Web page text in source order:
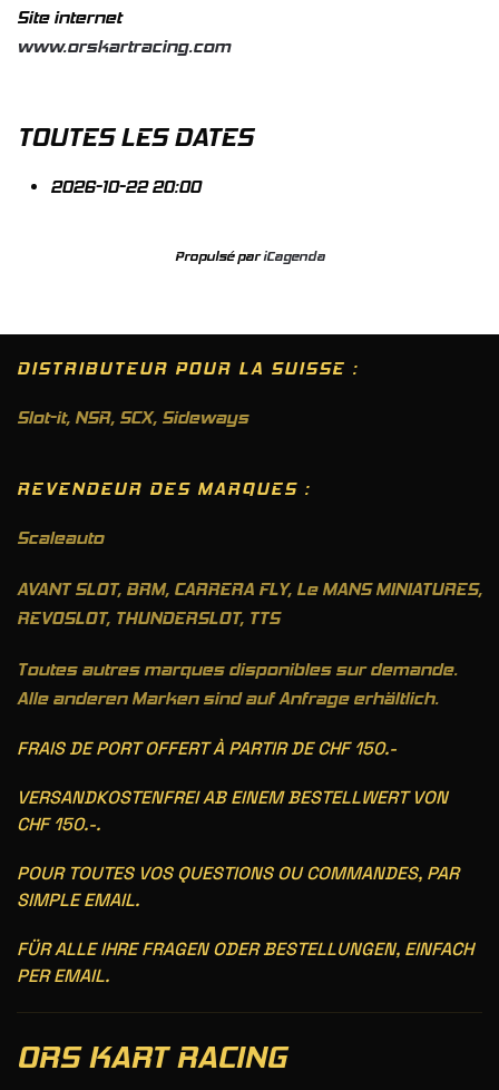
Site internet
www.orskartracing.com
TOUTES LES DATES
2026-10-2220:00
Propulsé pariCagenda
DISTRIBUTEUR POUR LA SUISSE :
Slot-it, NSR, SCX, Sideways
REVENDEUR DES MARQUES :
Scaleauto
AVANT SLOT, BRM, CARRERA FLY, Le MANS MINIATURES,
REVOSLOT, THUNDERSLOT, TTS
Toutes autres marques disponibles sur demande.
Alle anderen Marken sind auf Anfrage erhältlich.
FRAIS DE PORT OFFERT À PARTIR DE CHF 150.-
VERSANDKOSTENFREI AB EINEM BESTELLWERT VON
CHF 150.-.
POUR TOUTES VOS QUESTIONS OU COMMANDES, PAR
SIMPLE EMAIL.
FÜR ALLE IHRE FRAGEN ODER BESTELLUNGEN, EINFACH
PER EMAIL.
ORS KART RACING